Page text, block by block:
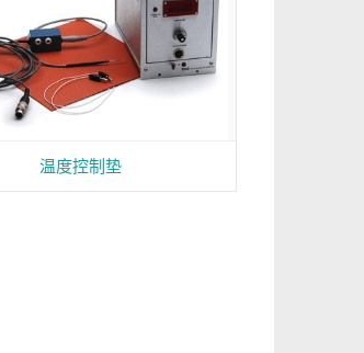
温度控制垫